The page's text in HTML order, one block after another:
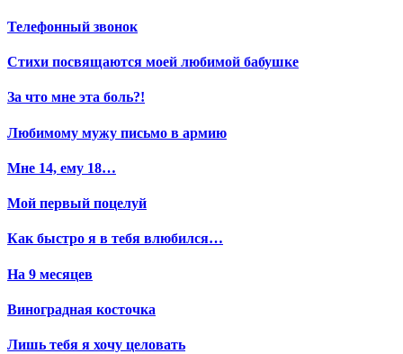
Телефонный звонок
Стихи посвящаются моей любимой бабушке
За что мне эта боль?!
Любимому мужу письмо в армию
Мне 14, ему 18…
Мой первый поцелуй
Как быстро я в тебя влюбился…
На 9 месяцев
Виноградная косточка
Лишь тебя я хочу целовать